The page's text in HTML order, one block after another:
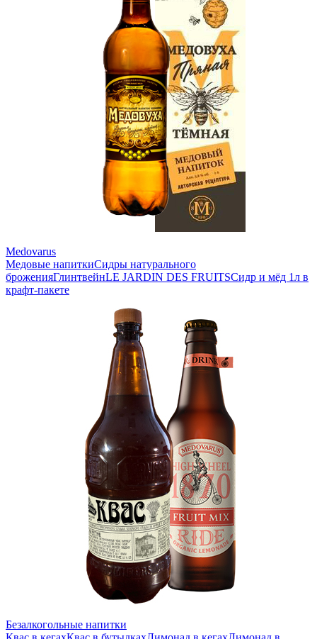
Medovarus
Медовые напиткиСидры натурального
броженияГлинтвейнLE JARDIN DES FRUITSСидр и мёд 1л в
крафт-пакете
Безалкогольные напитки